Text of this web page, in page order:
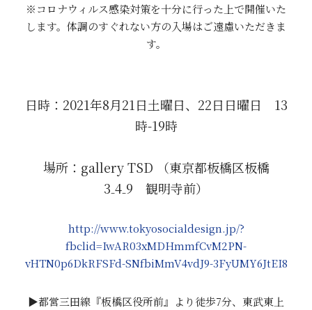
※コロナウィルス感染対策を十分に行った上で開催いた
します。体調のすぐれない方の入場はご遠慮いただきま
す。
日時：2021年8月21日土曜日、22日日曜日　13
時-19時
場所：gallery TSD （東京都板橋区板橋
3₋4₋9　観明寺前）
http://www.tokyosocialdesign.jp/?
fbclid=IwAR03xMDHmmfCvM2PN-
vHTN0p6DkRFSFd-SNfbiMmV4vdJ9-3FyUMY6JtEI8
▶都営三田線『板橋区役所前』より徒歩7分、東武東上